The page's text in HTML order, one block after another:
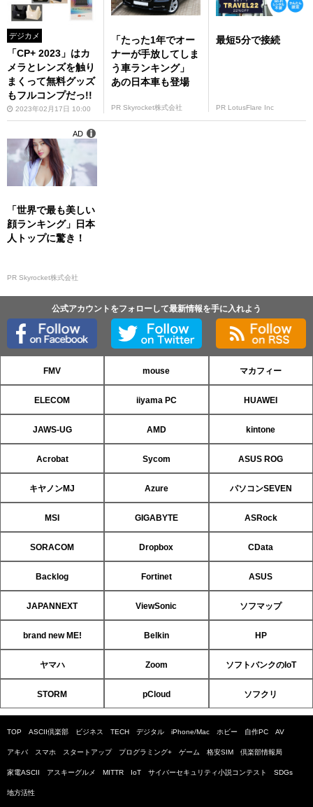
デジカメ
「CP+ 2023」はカ
メラとレンズを触り
まくって無料グッズ
もフルコンプだっ!!
2023年02月17日 10:00
「たった1年でオー
ナーが手放してしま
う車ランキング」
あの日本車も登場
PR Skyrocket株式会社
最短5分で接続
PR LotusFlare Inc
「世界で最も美しい
顔ランキング」日本
人トップに驚き！
PR Skyrocket株式会社
AD
公式アカウントをフォローして最新情報を手に入れよう
FMV mouse マカフィー
ELECOM iiyama PC HUAWEI
JAWS-UG AMD kintone
Acrobat Sycom ASUS ROG
キヤノンMJ Azure パソコンSEVEN
MSI GIGABYTE ASRock
SORACOM Dropbox CData
Backlog Fortinet ASUS
JAPANNEXT ViewSonic ソフマップ
brand new ME! Belkin HP
ヤマハ Zoom ソフトバンクのIoT
STORM pCloud ソフクリ
TOP ASCII倶楽部 ビジネス TECH デジタル iPhone/Mac ホビー 自作PC AV
アキバ スマホ スタートアップ プログラミング+ ゲーム 格安SIM 倶楽部情報局
家電ASCII アスキーグルメ MITTR IoT サイバーセキュリティ小説コンテスト SDGs
地方活性